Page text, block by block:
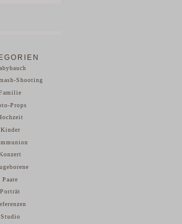
Shooting
Props
Kinder
Paare
Porträt
Studio